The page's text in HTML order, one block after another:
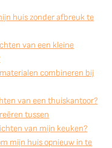
huis zonder afbreuk te
van een kleine
combineren bij
van een thuiskantoor?
tussen
van mijn keuken?
mijn huis opnieuw in te